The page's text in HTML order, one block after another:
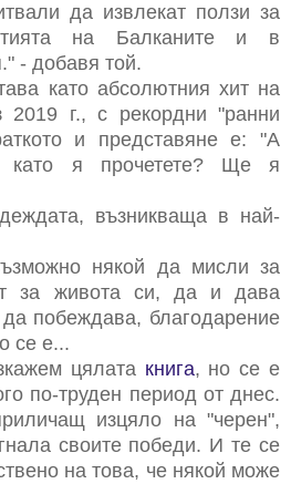
да извлекат ползи за
на Балканите и в
- добавя той.
като абсолютния хит на
2019 г., с рекордни "ранни
и представяне е: "А
като я прочетете? Ще я
възникваща в най-
някой да мисли за
за живота си, да и дава
побеждава, благодарение
се е...
цялата книга, но се е
по-труден период от днес.
изцяло на "черен",
своите победи. И те се
на това, че някой може